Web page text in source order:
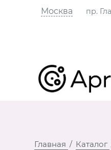
Москва пр.
Главная Каталог